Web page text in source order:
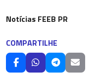
Notícias FEEB PR
COMPARTILHE